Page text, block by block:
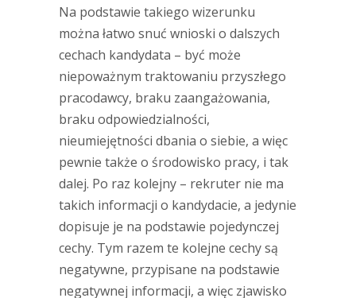
Na podstawie takiego wizerunku
można łatwo snuć wnioski o dalszych
cechach kandydata – być może
niepoważnym traktowaniu przyszłego
pracodawcy, braku zaangażowania,
braku odpowiedzialności,
nieumiejętności dbania o siebie, a więc
pewnie także o środowisko pracy, i tak
dalej. Po raz kolejny – rekruter nie ma
takich informacji o kandydacie, a jedynie
dopisuje je na podstawie pojedynczej
cechy. Tym razem te kolejne cechy są
negatywne, przypisane na podstawie
negatywnej informacji, a więc zjawisko